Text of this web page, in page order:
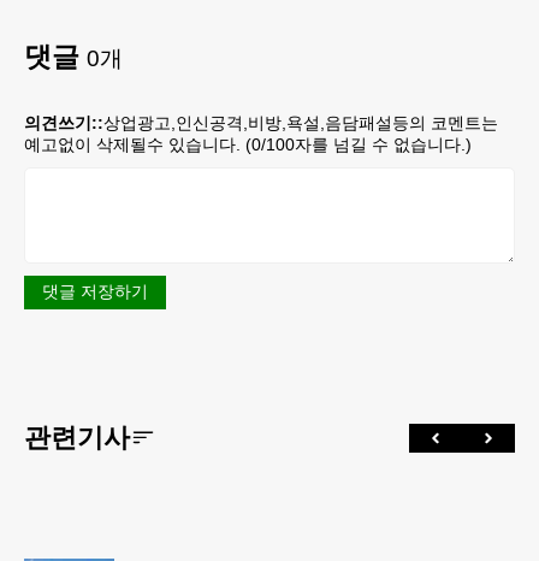
댓글 0개
의견쓰기::상업광고,인신공격,비방,욕설,음담패설등의 코멘트는
예고없이 삭제될수 있습니다. (0/100자를 넘길 수 없습니다.)
댓글 저장하기
관련기사